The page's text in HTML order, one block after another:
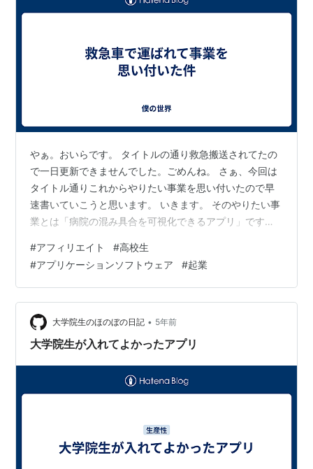
やぁ。おいらです。 タイトルの通り救急搬送されてたの
で一日更新できませんでした。ごめんね。 さぁ、今回は
タイトル通りこれからやりたい事業を思い付いたので早
速書いていこうと思います。 いきます。 そのやりたい事
業とは「病院の混み具合を可視化できるアプリ」です。
れる病院が見つからず、結局軽傷だったこともあり家に
帰るということになりました。 そのとき救急隊の方が一
つ一つ丁寧に電話で掛け合ってるのを見て、これを何か
簡素化できないかと思ったのです。 構想としてはホット
ペッパービューティのような体系を考えています。 要は
何か一つのことに集中できるアプリが…
#アフィリエイト #高校生
#アプリケーションソフトウェア #起業
大学院生のほのぼの日記 • 5年前
大学院生が入れてよかったアプリ